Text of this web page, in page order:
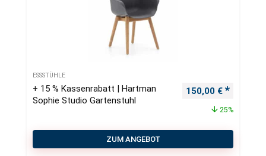
ESSSTÜHLE
+ 15 % Kassenrabatt | Hartman
Sophie Studio Gartenstuhl
Ursprünglicher
150,00 €
25%
ZUM ANGEBOT